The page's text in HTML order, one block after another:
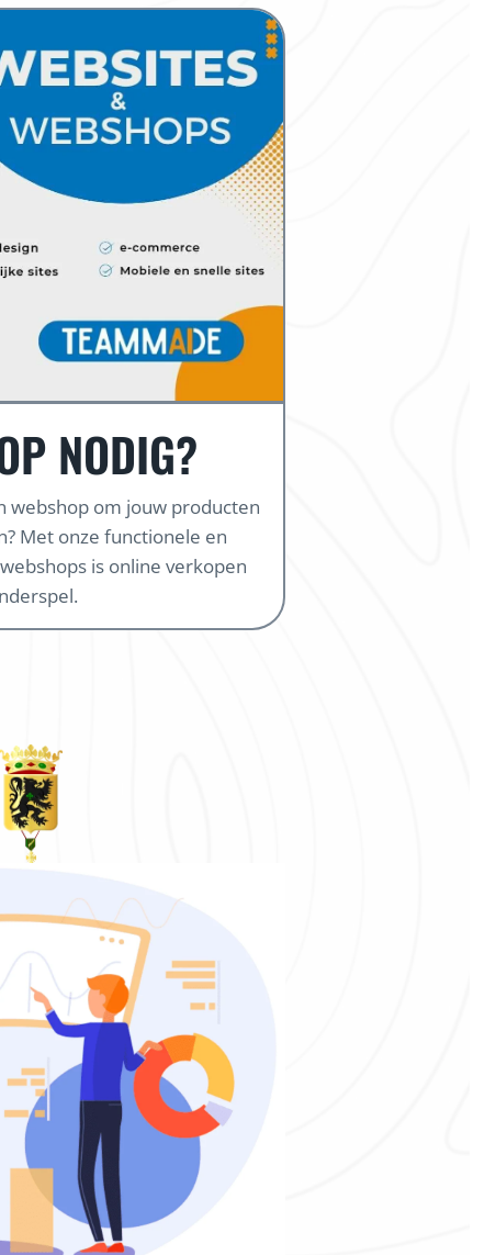
NODIG?
webshop om jouw producten
Met onze functionele en
is online verkopen